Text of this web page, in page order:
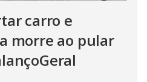
carro e
morre ao pular